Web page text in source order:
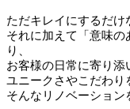
ただキレイにするだ
それに加えて「意味
り、
お客様の日常に寄り添
ユニークさやこだわり
そんなリノベーション